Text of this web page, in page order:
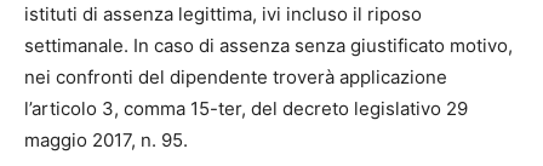
istituti di assenza legittima, ivi incluso il riposo
settimanale. In caso di assenza senza giustificato motivo,
nei confronti del dipendente troverà applicazione
l’articolo 3, comma 15-ter, del decreto legislativo 29
maggio 2017, n. 95.